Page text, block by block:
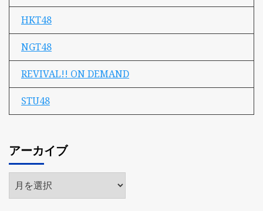
HKT48
NGT48
REVIVAL!! ON DEMAND
STU48
アーカイブ
ア
ー